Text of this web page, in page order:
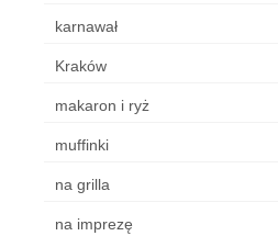
karnawał
Kraków
makaron i ryż
muffinki
na grilla
na imprezę